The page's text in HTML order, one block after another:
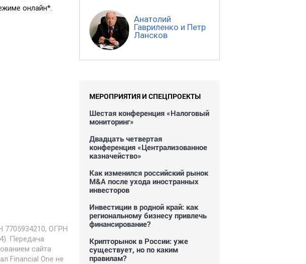
онлайн*.
7705934210, ОГРН
Передача
сайта
Financial One не
Анатолий
Гавриленко и Петр
Лансков
МЕРОПРИЯТИЯ И СПЕЦПРОЕКТЫ
Шестая конференция «Налоговый
мониторинг»
Двадцать четвертая
конференция «Централизованное
казначейство»
Как изменился российский рынок
M&A после ухода иностранных
инвесторов
Инвестиции в родной край: как
региональному бизнесу привлечь
финансирование?
Крипторынок в России: уже
существует, но по каким
правилам?